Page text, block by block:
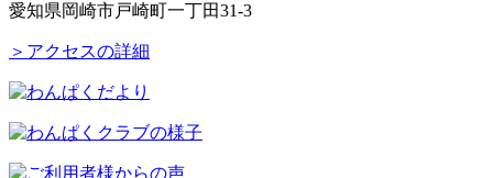
愛知県岡崎市戸崎町一丁田31-3
＞アクセスの詳細